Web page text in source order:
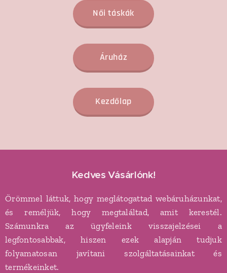
Női táskák
Áruház
Kezdőlap
Kedves Vásárlónk!
Örömmel láttuk, hogy meglátogattad webáruházunkat,
és reméljük, hogy megtaláltad, amit kerestél.
Számunkra az ügyfeleink visszajelzései a
legfontosabbak, hiszen ezek alapján tudjuk
folyamatosan javítani szolgáltatásainkat és
termékeinket.